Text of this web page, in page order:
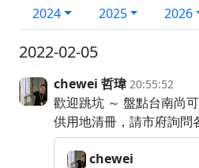
2024
2025 2026
2022-02-05
chewei 哲瑋 20:55:52
歡迎跳坑 ～ 盤點台南尚
供用地清冊，請市府詢問
chewei